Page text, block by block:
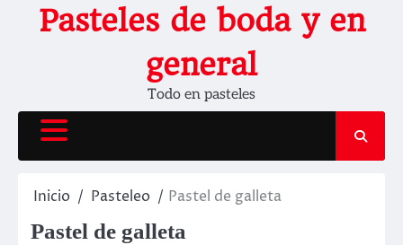
SaltarPasteles de boda y en
general
Todo en pasteles
Inicio Pasteleo Pastel de galleta
Pastel de galleta